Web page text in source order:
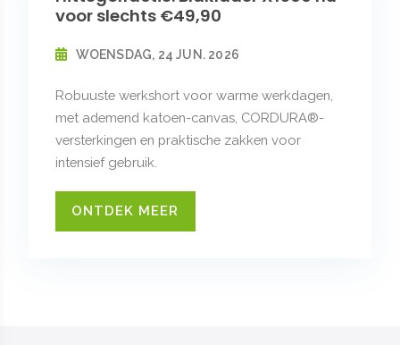
voor slechts €49,90
WOENSDAG, 24 JUN. 2026
Robuuste werkshort voor warme werkdagen,
met ademend katoen-canvas, CORDURA®-
versterkingen en praktische zakken voor
intensief gebruik.
ONTDEK MEER